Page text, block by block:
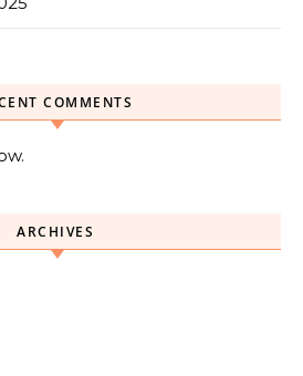
COMMENTS
ARCHIVES